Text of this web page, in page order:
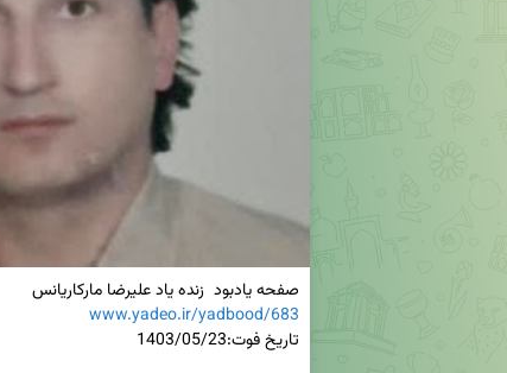
صفحه یادبود  زنده یاد علیرضا مارکاریانس
www.yadeo.ir/yadbood/683